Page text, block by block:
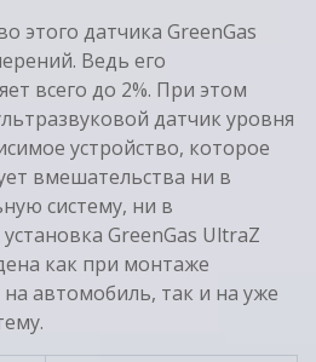
этого датчика GreenGas
Ведь его
всего до 2%. При этом
датчик уровня
устройство, которое
вмешательства ни в
систему, ни в
GreenGas UltraZ
как при монтаже
автомобиль, так и на уже